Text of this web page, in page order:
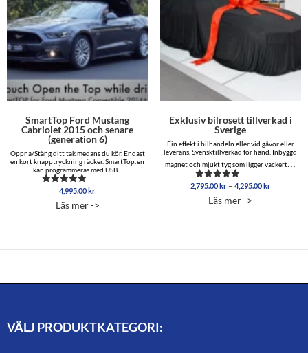
SmartTop Ford Mustang
Cabriolet 2015 och senare
(generation 6)
Öppna/Stäng ditt tak medans du kör. Endast
en kort knapptryckning räcker. SmartTop:en
kan programmeras med USB...
Betygsatt
av 5
4,995.00 kr
Läs mer ->
Exklusiv bilrosett tillverkad i
Sverige
Fin effekt i bilhandeln eller vid gåvor eller
leverans. Svensktillverkad för hand. Inbyggd
magnet och mjukt tyg som ligger vackert…
Betygsatt
av 5
2,795.00 kr – 4,295.00 kr
Läs mer ->
VÄLJ PRODUKTKATEGORI: